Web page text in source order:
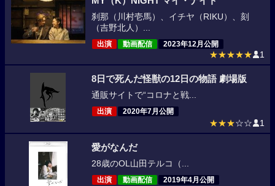
刹那（川村壱馬）、イチヤ（RIKU）、刻
（吉野北人）...
出演 動画配信 2023年12月公開
★★★★★ 1
8日で死んだ怪獣の12日の物語 劇場版
通販サイトで“コロナと戦...
出演 2020年7月公開
★★★☆☆ 1
愛がなんだ
28歳のOL山田テルコ（...
出演 動画配信 2019年4月公開